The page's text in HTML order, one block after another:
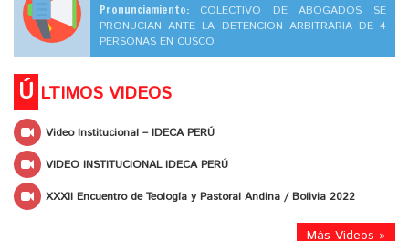
Pronunciamiento: COLECTIVO DE ABOGADOS SE
PRONUCIAN ANTE LA DETENCION ARBITRARIA DE 4
PERSONAS EN CUSCO
Ú LTIMOS VIDEOS
Video Institucional – IDECA PERÚ
VIDEO INSTITUCIONAL IDECA PERÚ
XXXII Encuentro de Teología y Pastoral Andina / Bolivia 2022
Más Videos »